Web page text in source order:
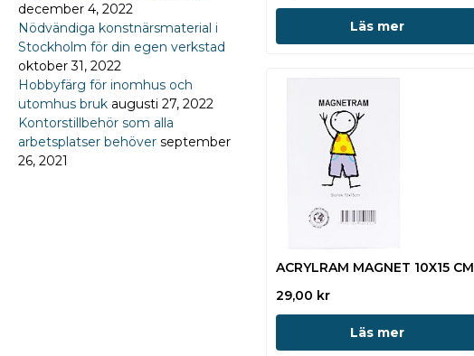
Läs mer
ACRYLRAM MAGNET 10X15 CM
29,00 kr
Läs mer
december 4, 2022
Nödvändiga konstnärsmaterial i
Stockholm för din egen verkstad
oktober 31, 2022
Hobbyfärg för inomhus och
utomhus bruk augusti 27, 2022
Kontorstillbehör som alla
arbetsplatser behöver september
26, 2021